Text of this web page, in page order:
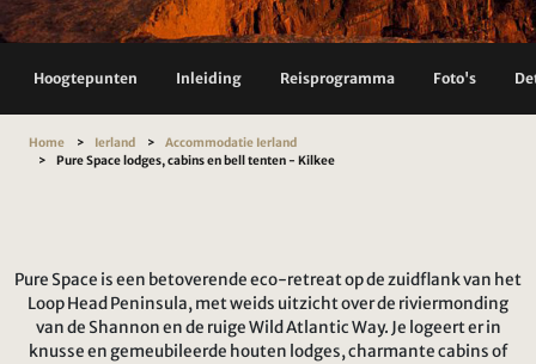
Hoogtepunten Inleiding Reisprogramma Foto's
Home Ierland
Accommodatie Ierland
Pure Space lodges, cabins en bell tenten - Kilkee
Pure Space is een betoverende eco-retreat op de zuidflank van het
Loop Head Peninsula, met weids uitzicht over de riviermonding
van de Shannon en de ruige Wild Atlantic Way. Je logeert er in
knusse en gemeubileerde houten lodges, charmante cabins of